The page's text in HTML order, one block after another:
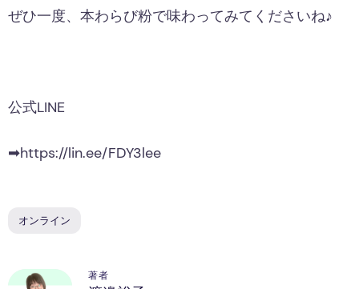
ぜひ一度、本わらび粉で味わってみてくださいね♪
公式LINE
➡https://lin.ee/FDY3lee
オンライン
著者